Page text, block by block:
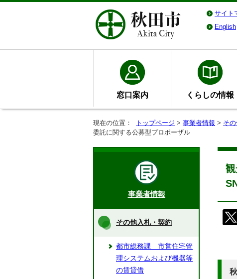
サイト
English
窓口案内 くらしの情報
現在の位置： トップページ > 事業者情報 > そ
委託に関する公募型プロポーザル
事業者情報
その他入札・契約
都市総務課 市営住宅管
理システムおよび機器等
の賃貸借